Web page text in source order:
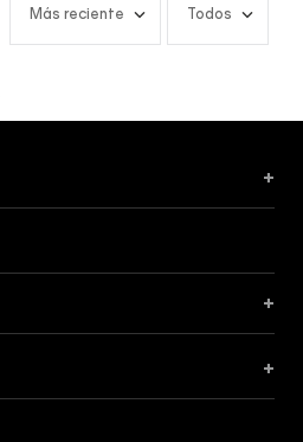
Más reciente Todos
+
+
+